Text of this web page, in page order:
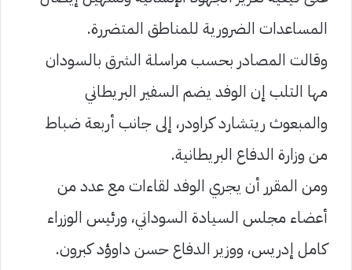
المساعدات الضرورية للمناطق المتضررة.
وقالت المصادر بحسب مراسلة الشرق بالسودان
مها التلب إن الوفد يضم السفير البريطاني
والمبعوث ريتشارد كراودر، إلى جانب أربعة ضباط
من وزارة الدفاع البريطانية.
ومن المقرر أن يجري الوفد لقاءات مع عدد من
أعضاء مجلس السيادة السوداني، ورئيس الوزراء
كامل إدريس، ووزير الدفاع حسن داوؤد كبرون.